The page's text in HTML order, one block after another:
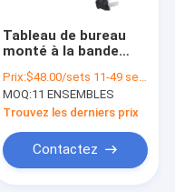
Tableau de bureau
monté à la bande
Prix:$48.00/sets 11-49 sets
MOQ:11 ENSEMBLES
Trouvez les derniers prix
Contactez